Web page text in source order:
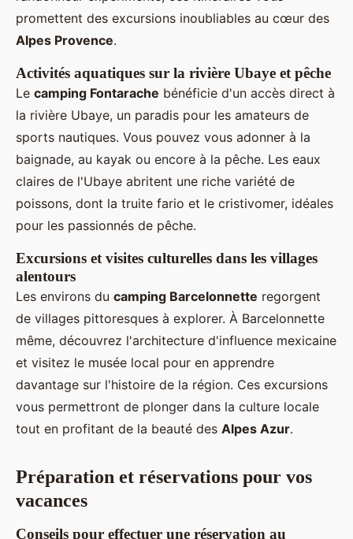
promettent des excursions inoubliables au cœur des
Alpes Provence.
Activités aquatiques sur la rivière Ubaye et pêche
Le camping Fontarache bénéficie d'un accès direct à
la rivière Ubaye, un paradis pour les amateurs de
sports nautiques. Vous pouvez vous adonner à la
baignade, au kayak ou encore à la pêche. Les eaux
claires de l'Ubaye abritent une riche variété de
poissons, dont la truite fario et le cristivomer, idéales
pour les passionnés de pêche.
Excursions et visites culturelles dans les villages
alentours
Les environs du camping Barcelonnette regorgent
de villages pittoresques à explorer. À Barcelonnette
même, découvrez l'architecture d'influence mexicaine
et visitez le musée local pour en apprendre
davantage sur l'histoire de la région. Ces excursions
vous permettront de plonger dans la culture locale
tout en profitant de la beauté des Alpes Azur.
Préparation et réservations pour vos
vacances
Conseils pour effectuer une réservation au